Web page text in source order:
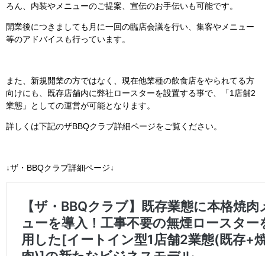
ろん、内装やメニューのご提案、宣伝のお手伝いも可能です。
開業後につきましても月に一回の臨店会議を行い、集客やメニュー
等のアドバイスも行っています。
また、新規開業の方ではなく、現在他業種の飲食店をやられてる方
向けにも、既存店舗内に弊社ロースターを設置する事で、「1店舗2
業態」としての運営が可能となります。
詳しくは下記のザBBQクラブ詳細ページをご覧ください。
↓ザ・BBQクラブ詳細ページ↓